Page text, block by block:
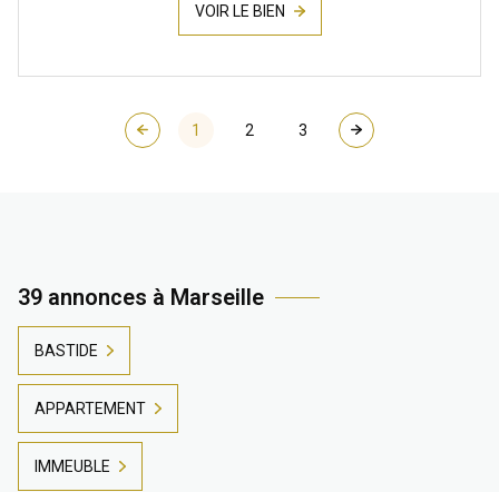
VOIR LE BIEN
1 2 3
39 annonces à Marseille
BASTIDE
APPARTEMENT
IMMEUBLE